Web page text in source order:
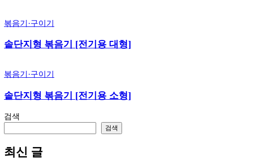
볶음기·구이기
솥단지형 볶음기 [전기용 대형]
볶음기·구이기
솥단지형 볶음기 [전기용 소형]
검색
검색
최신 글